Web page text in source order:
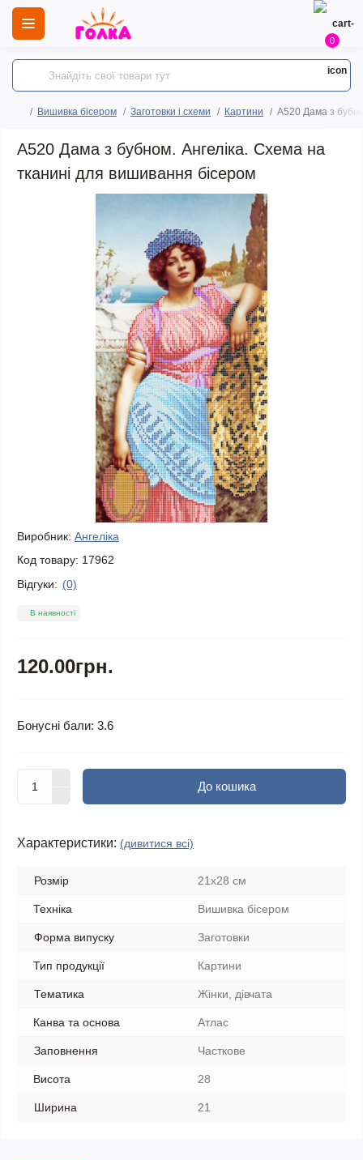
0
Вишивка бісером Заготовки і схеми Картини A520 Дама з
A520 Дама з бубном. Ангеліка. Схема на
тканині для вишивання бісером
Виробник: Ангеліка
Код товару: 17962
Відгуки: (0)
В наявності
120.00грн.
Бонусні бали: 3.6
До кошика
Характеристики: (дивитися всі)
Розмір 21x28 см
Техніка Вишивка бісером
Форма випуску Заготовки
Тип продукції Картини
Тематика Жінки, дівчата
Канва та основа Атлас
Заповнення Часткове
Висота 28
Ширина 21